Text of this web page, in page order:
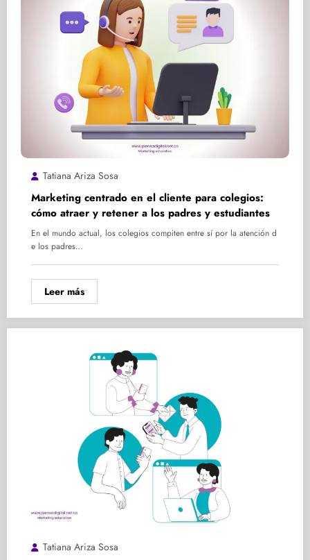
Tatiana Ariza Sosa
Marketing centrado en el cliente para colegios:
cómo atraer y retener a los padres y estudiantes
En el mundo actual, los colegios compiten entre sí por la atención d
e los padres…
Leer más
Tatiana Ariza Sosa